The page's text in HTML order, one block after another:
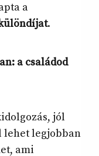
a
.
a családod
jól
lehet legjobban
ami